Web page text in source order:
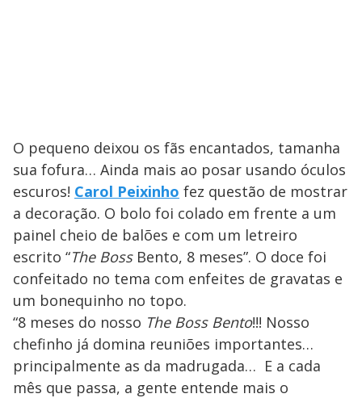
O pequeno deixou os fãs encantados, tamanha
sua fofura… Ainda mais ao posar usando óculos
escuros! Carol Peixinho fez questão de mostrar
a decoração. O bolo foi colado em frente a um
painel cheio de balões e com um letreiro
escrito “The BossBento, 8 meses”. O doce foi
confeitado no tema com enfeites de gravatas e
um bonequinho no topo.
“8 meses do nosso The Boss Bento!!! Nosso
chefinho já domina reuniões importantes…
principalmente as da madrugada… E a cada
mês que passa, a gente entende mais o